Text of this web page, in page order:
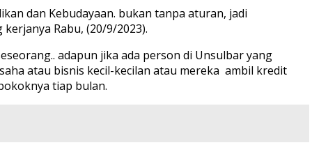
dan Kebudayaan. bukan tanpa aturan, jadi
Rabu, (20/9/2023).
adapun jika ada person di Unsulbar yang
atau bisnis kecil-kecilan atau mereka ambil kredit
tiap bulan.